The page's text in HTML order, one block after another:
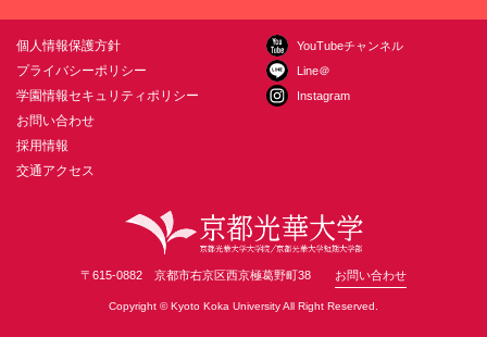
個人情報保護方針
プライバシーポリシー
学園情報セキュリティポリシー
お問い合わせ
採用情報
交通アクセス
YouTubeチャンネル
Line＠
Instagram
〒615-0882 京都市右京区西京極葛野町38 お問い合わせ
Copyright © Kyoto Koka University All Right Reserved.